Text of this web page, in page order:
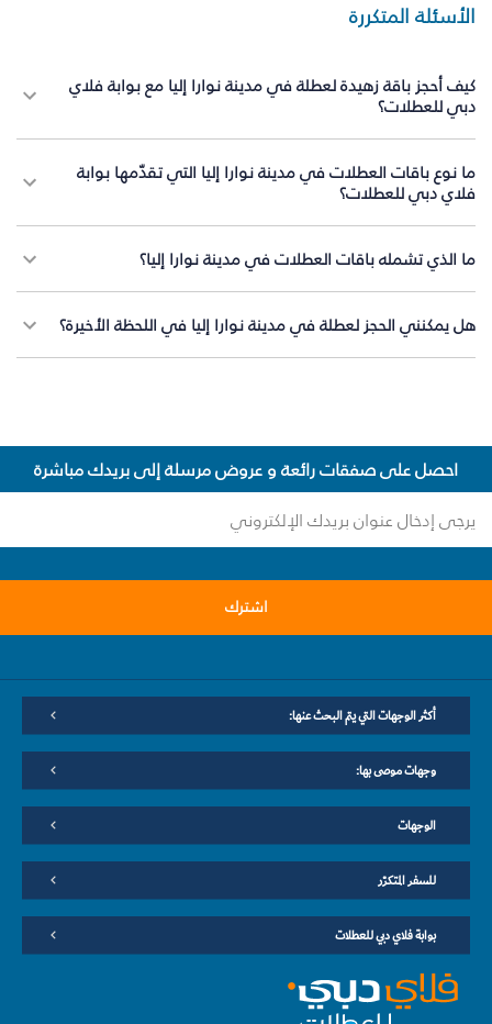
الأسئلة المتكررة
كيف أحجز باقة زهيدة لعطلة في مدينة نوارا إليا مع بوابة فلاي
دبي للعطلات؟
ما نوع باقات العطلات في مدينة نوارا إليا التي تقدّمها بوابة
فلاي دبي للعطلات؟
ما الذي تشمله باقات العطلات في مدينة نوارا إليا؟
هل يمكنني الحجز لعطلة في مدينة نوارا إليا في اللحظة الأخيرة؟
احصل على صفقات رائعة و عروض مرسلة إلى بريدك مباشرة
اشترك
أكثر الوجهات التي يتم البحث عنها:
وجهات موصى بها:
الوجهات
للسفر المتكرّر
بوابة فلاي دبي للعطلات